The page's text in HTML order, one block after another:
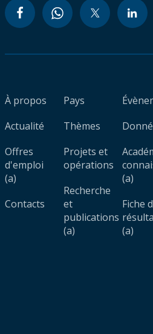
À propos
Actualité
Offres
d'emploi
(a)
Contacts
Pays
Thèmes
Projets et
opérations
Recherche
et
publications
(a)
(a)
Fiche
(a)